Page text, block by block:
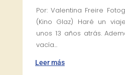
Por: Valentina Freire
(Kino Glaz) Haré un
unos 13 años atrás.
vacía...
Leer más